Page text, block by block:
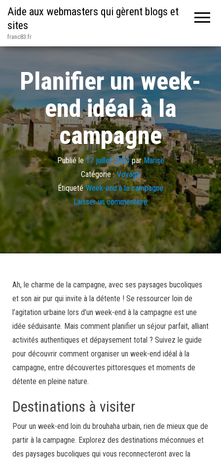
Aide aux webmasters qui gèrent blogs et
sites
franc83.fr
Planifier un week-
end idéal à la
campagne
Publié le17 juillet 2024parMarise
Catégorie : Voyage
Étiqueté Week-end à la campagne
Laisser un commentaire
Ah, le charme de la campagne, avec ses paysages bucoliques
et son air pur qui invite à la détente ! Se ressourcer loin de
l’agitation urbaine lors d’un week-end à la campagne est une
idée séduisante. Mais comment planifier un séjour parfait, alliant
activités authentiques et dépaysement total ? Suivez le guide
pour découvrir comment organiser un week-end idéal à la
campagne, entre découvertes pittoresques et moments de
détente en pleine nature.
Destinations à visiter
Pour un week-end loin du brouhaha urbain, rien de mieux que de
partir à la campagne. Explorez des destinations méconnues et
des paysages bucoliques qui vous reconnecteront avec la